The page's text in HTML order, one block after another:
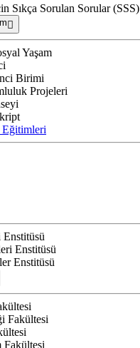
Sıkça Sorulan Sorular (SSS)
Yaşam
Birimi
Projeleri
Eğitimleri
Enstitüsü
Enstitüsü
Fakültesi